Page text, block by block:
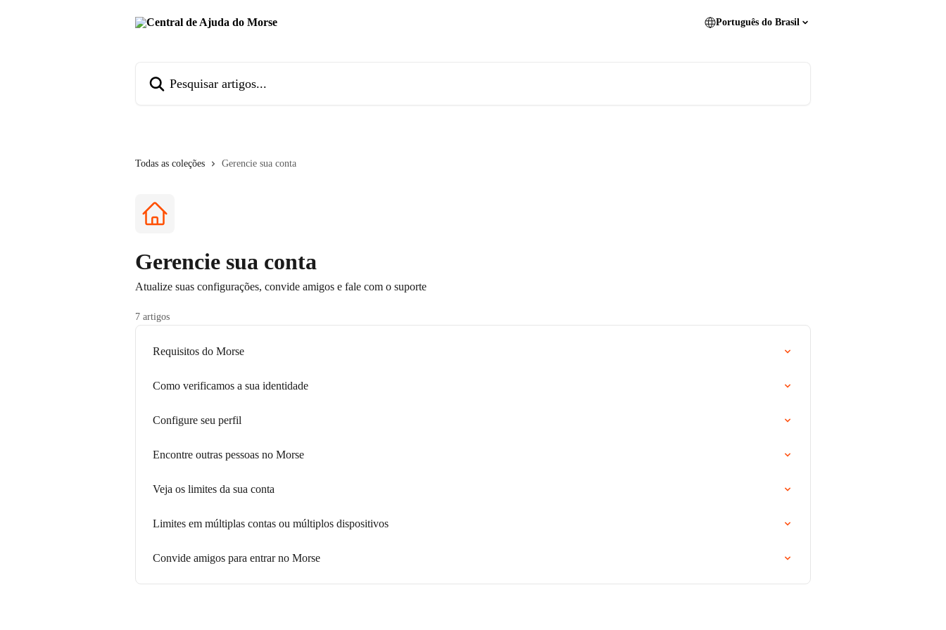
Português do Brasil
Todas as coleções Gerencie sua conta
Gerencie sua conta
Atualize suas configurações, convide amigos e fale com o suporte
7 artigos
Requisitos do Morse
Como verificamos a sua identidade
Configure seu perfil
Encontre outras pessoas no Morse
Veja os limites da sua conta
Limites em múltiplas contas ou múltiplos dispositivos
Convide amigos para entrar no Morse